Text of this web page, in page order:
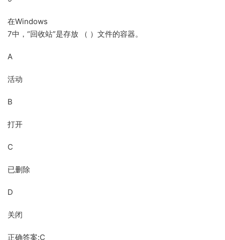
在Windows
7中，“回收站”是存放 （ ）文件的容器。
A
活动
B
打开
C
已删除
D
关闭
正确答案:C